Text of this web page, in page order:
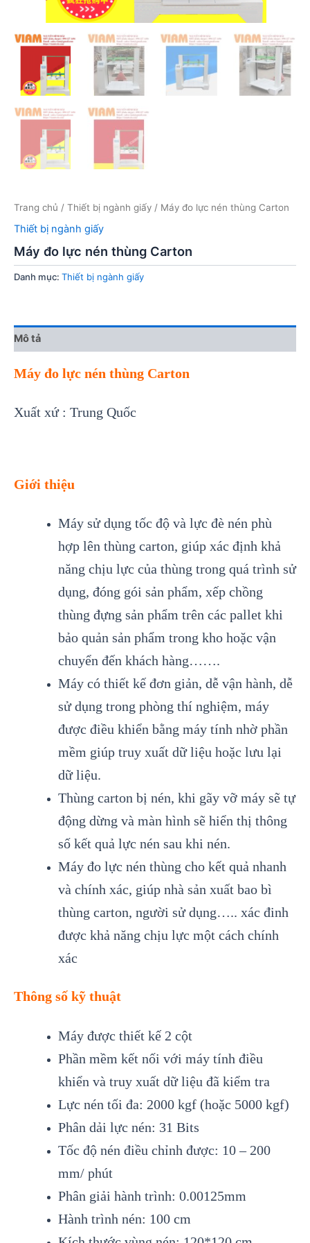
Trang chủ / Thiết bị ngành giấy / Máy đo lực nén thùng Carton
Thiết bị ngành giấy
Máy đo lực nén thùng Carton
Danh mục: Thiết bị ngành giấy
Mô tả
Máy đo lực nén thùng Carton
Xuất xứ : Trung Quốc
Giới thiệu
Máy sử dụng tốc độ và lực đè nén phù
hợp lên thùng carton, giúp xác định khả
năng chịu lực của thùng trong quá trình sử
dụng, đóng gói sản phẩm, xếp chồng
thùng đựng sản phẩm trên các pallet khi
bảo quản sản phẩm trong kho hoặc vận
chuyển đến khách hàng…….
Máy có thiết kế đơn giản, dễ vận hành, dễ
sử dụng trong phòng thí nghiệm, máy
được điều khiển bằng máy tính nhờ phần
mềm giúp truy xuất dữ liệu hoặc lưu lại
dữ liệu.
Thùng carton bị nén, khi gãy vỡ máy sẽ tự
động dừng và màn hình sẽ hiển thị thông
số kết quả lực nén sau khi nén.
Máy đo lực nén thùng cho kết quả nhanh
và chính xác, giúp nhà sản xuất bao bì
thùng carton, người sử dụng….. xác đinh
được khả năng chịu lực một cách chính
xác
Thông số kỹ thuật
Máy được thiết kế 2 cột
Phần mềm kết nối với máy tính điều
khiển và truy xuất dữ liệu đã kiểm tra
Lực nén tối đa: 2000 kgf (hoặc 5000 kgf)
Phân dải lực nén: 31 Bits
Tốc độ nén điều chỉnh được: 10 – 200
mm/ phút
Phân giải hành trình: 0.00125mm
Hành trình nén: 100 cm